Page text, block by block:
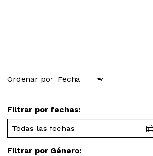
Ordenar por
Filtrar por fechas:
Filtrar por Género: